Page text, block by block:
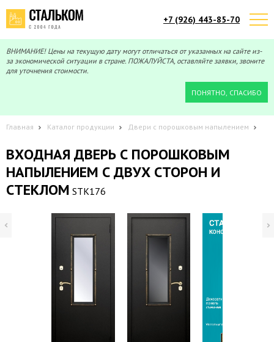
+7 (926) 443-85-70
ВНИМАНИЕ! Цены на текущую дату могут отличаться от указанных на сайте из-
за экономической ситуации в стране. ПОЖАЛУЙСТА, оставляйте заявки, звоните
для уточнения стоимости.
ПОНЯТНО, СПАСИБО
Главная Каталог продукции Двери с порошковым напылением
ВХОДНАЯ ДВЕРЬ С ПОРОШКОВЫМ
НАПЫЛЕНИЕМ С ДВУХ СТОРОН И
СТЕКЛОМ STK176
Telegram
Max